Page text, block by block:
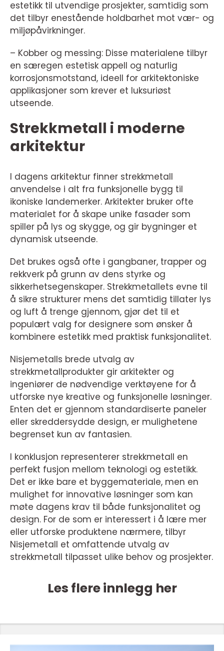
estetikk til utvendige prosjekter, samtidig som
det tilbyr enestående holdbarhet mot vær- og
miljøpåvirkninger.
– Kobber og messing: Disse materialene tilbyr
en særegen estetisk appell og naturlig
korrosjonsmotstand, ideell for arkitektoniske
applikasjoner som krever et luksuriøst
utseende.
Strekkmetall i moderne
arkitektur
I dagens arkitektur finner strekkmetall
anvendelse i alt fra funksjonelle bygg til
ikoniske landemerker. Arkitekter bruker ofte
materialet for å skape unike fasader som
spiller på lys og skygge, og gir bygninger et
dynamisk utseende.
Det brukes også ofte i gangbaner, trapper og
rekkverk på grunn av dens styrke og
sikkerhetsegenskaper. Strekkmetallets evne til
å sikre strukturer mens det samtidig tillater lys
og luft å trenge gjennom, gjør det til et
populært valg for designere som ønsker å
kombinere estetikk med praktisk funksjonalitet.
Nisjemetalls brede utvalg av
strekkmetallprodukter gir arkitekter og
ingeniører de nødvendige verktøyene for å
utforske nye kreative og funksjonelle løsninger.
Enten det er gjennom standardiserte paneler
eller skreddersydde design, er mulighetene
begrenset kun av fantasien.
I konklusjon representerer strekkmetall en
perfekt fusjon mellom teknologi og estetikk.
Det er ikke bare et byggemateriale, men en
mulighet for innovative løsninger som kan
møte dagens krav til både funksjonalitet og
design. For de som er interessert i å lære mer
eller utforske produktene nærmere, tilbyr
Nisjemetall et omfattende utvalg av
strekkmetall tilpasset ulike behov og prosjekter.
Les flere innlegg her